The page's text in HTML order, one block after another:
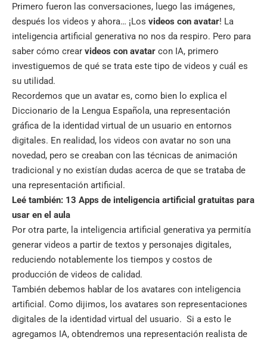
Primero fueron las conversaciones, luego las imágenes,
después los videos y ahora… ¡Los videos con avatar! La
inteligencia artificial generativa no nos da respiro. Pero para
saber cómo crear videos con avatar con IA, primero
investiguemos de qué se trata este tipo de videos y cuál es
su utilidad.
Recordemos que un avatar es, como bien lo explica el
Diccionario de la Lengua Española, una representación
gráfica de la identidad virtual de un usuario en entornos
digitales. En realidad, los videos con avatar no son una
novedad, pero se creaban con las técnicas de animación
tradicional y no existían dudas acerca de que se trataba de
una representación artificial.
Leé también: 13 Apps de inteligencia artificial gratuitas para
usar en el aula
Por otra parte, la inteligencia artificial generativa ya permitía
generar videos a partir de textos y personajes digitales,
reduciendo notablemente los tiempos y costos de
producción de videos de calidad.
También debemos hablar de los avatares con inteligencia
artificial. Como dijimos, los avatares son representaciones
digitales de la identidad virtual del usuario. Si a esto le
agregamos IA, obtendremos una representación realista de